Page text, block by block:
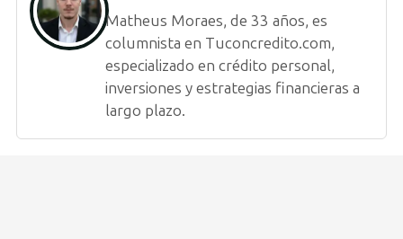
Matheus Moraes, de 33 años, es
columnista en Tuconcredito.com,
especializado en crédito personal,
inversiones y estrategias financieras a
largo plazo.